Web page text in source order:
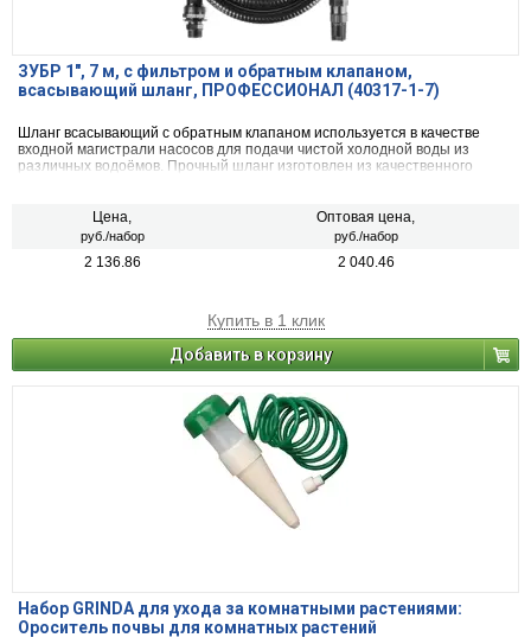
ЗУБР 1″, 7 м, с фильтром и обратным клапаном,
всасывающий шланг, ПРОФЕССИОНАЛ (40317-1-7)
Шланг всасывающий с обратным клапаном используется в качестве
входной магистрали насосов для подачи чистой холодной воды из
различных водоёмов. Прочный шланг изготовлен из качественного
другом конце - адаптер для подключения к насосу с помощью
резьбового соединения 1″. Качественные материалы обеспечивают
Цена,
руб./набор
Оптовая цена,
руб./набор
2 136.86 2 040.46
Купить в 1 клик
Добавить в корзину
Набор GRINDA для ухода за комнатными растениями:
Ороситель почвы для комнатных растений